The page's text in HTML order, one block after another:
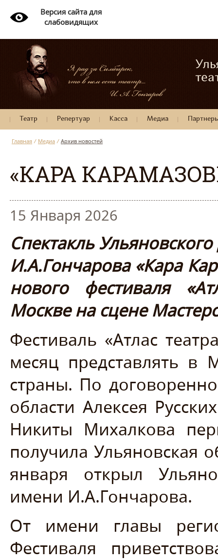
Версия сайта для
слабовидящих
Театр Репертуар Касса Медиа
Главная / Медиа / Архив новостей
«КАРА
15 Января 2026
Спектакль
И.А.Гончарова «Кара
нового фестиваля
Москве на сцене
Фестиваль «Атлас
месяц представлять в
страны. По
области Алексея
Никиты Михалкова
получила Ульяновская
января открыл
имени И.А.Гончарова.
От имени главы
Фестиваля